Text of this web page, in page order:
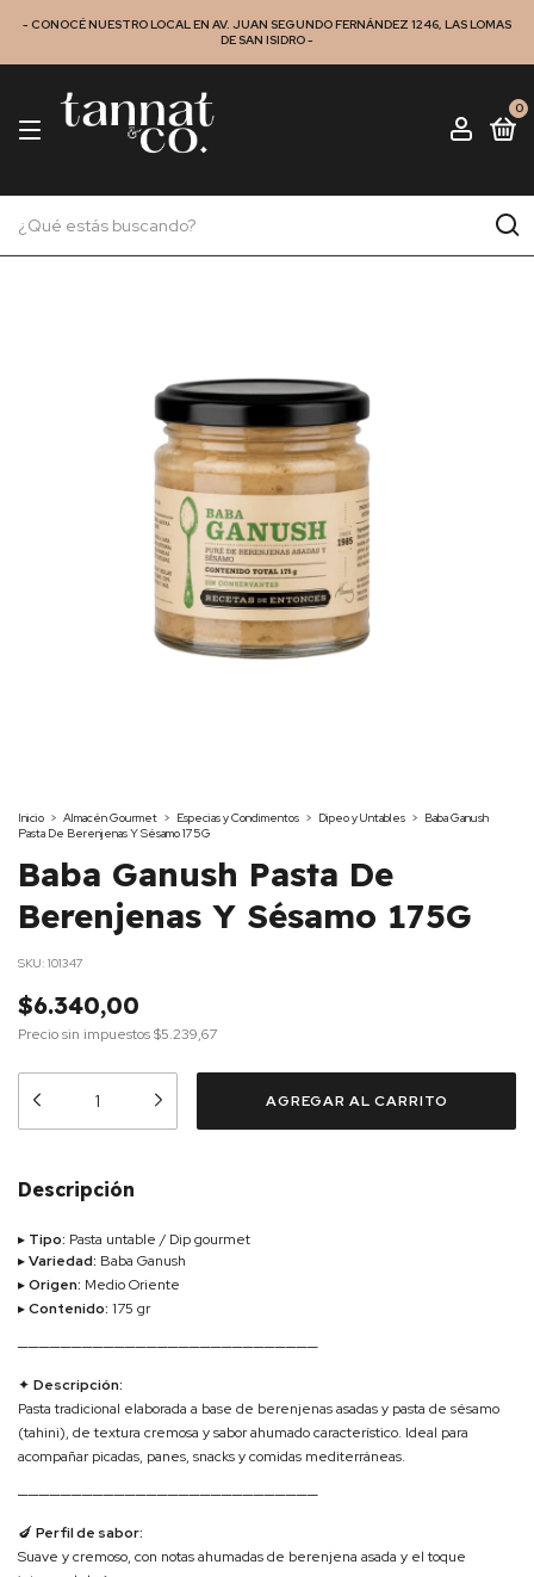
- CONOCÉ NUESTRO LOCAL EN AV. JUAN SEGUNDO FERNÁNDEZ 1246, LAS LOMAS
DE SAN ISIDRO -
0
Inicio > Almacén Gourmet > Especias y Condimentos > Dipeo y Untables > Baba Ganush
Pasta De Berenjenas Y Sésamo 175G
Baba Ganush Pasta De
Berenjenas Y Sésamo 175G
SKU: 101347
$6.340,00
Precio sin impuestos$5.239,67
Descripción
▸ Tipo: Pasta untable / Dip gourmet
▸Variedad: Baba Ganush
▸Origen: Medio Oriente
▸Contenido: 175 gr
────────────────────────────
✦ Descripción:
Pasta tradicional elaborada a base de berenjenas asadas y pasta de sésamo
(tahini), de textura cremosa y sabor ahumado característico. Ideal para
acompañar picadas, panes, snacks y comidas mediterráneas.
────────────────────────────
🍆Perfil de sabor:
Suave y cremoso, con notas ahumadas de berenjena asada y el toque